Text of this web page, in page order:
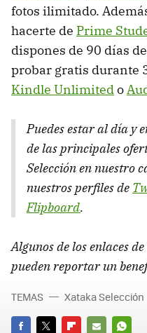
fotos ilimitado.
hacerte de Prime
dispones de 90 días
probar gratis durante
Kindle Unlimitedo
Puedes estar al día y
de las principales
Selección en nuestro
nuestros perfiles de
Flipboard.
Algunos de los enlaces
pueden reportar un
TEMAS Xataka Selección